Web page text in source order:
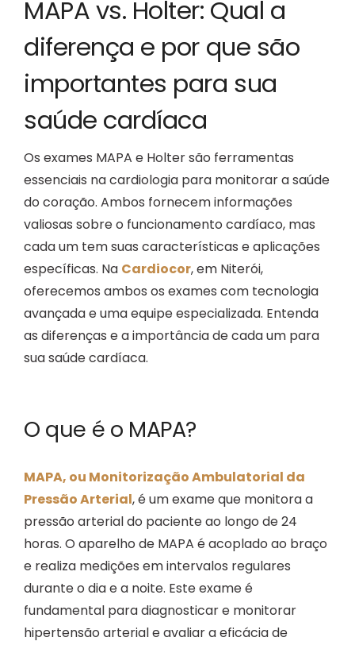
MAPA vs. Holter: Qual a
diferença e por que são
importantes para sua
saúde cardíaca
Os exames MAPA e Holter são ferramentas
essenciais na cardiologia para monitorar a saúde
do coração. Ambos fornecem informações
valiosas sobre o funcionamento cardíaco, mas
cada um tem suas características e aplicações
específicas. Na Cardiocor, em Niterói,
oferecemos ambos os exames com tecnologia
avançada e uma equipe especializada. Entenda
as diferenças e a importância de cada um para
sua saúde cardíaca.
O que é o MAPA?
MAPA, ou Monitorização Ambulatorial da
Pressão Arterial, é um exame que monitora a
pressão arterial do paciente ao longo de 24
horas. O aparelho de MAPA é acoplado ao braço
e realiza medições em intervalos regulares
durante o dia e a noite. Este exame é
fundamental para diagnosticar e monitorar
hipertensão arterial e avaliar a eficácia de